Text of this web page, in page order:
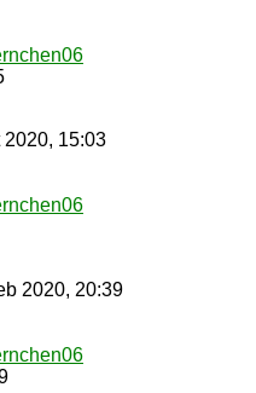
2020, 15:03
2020, 20:39